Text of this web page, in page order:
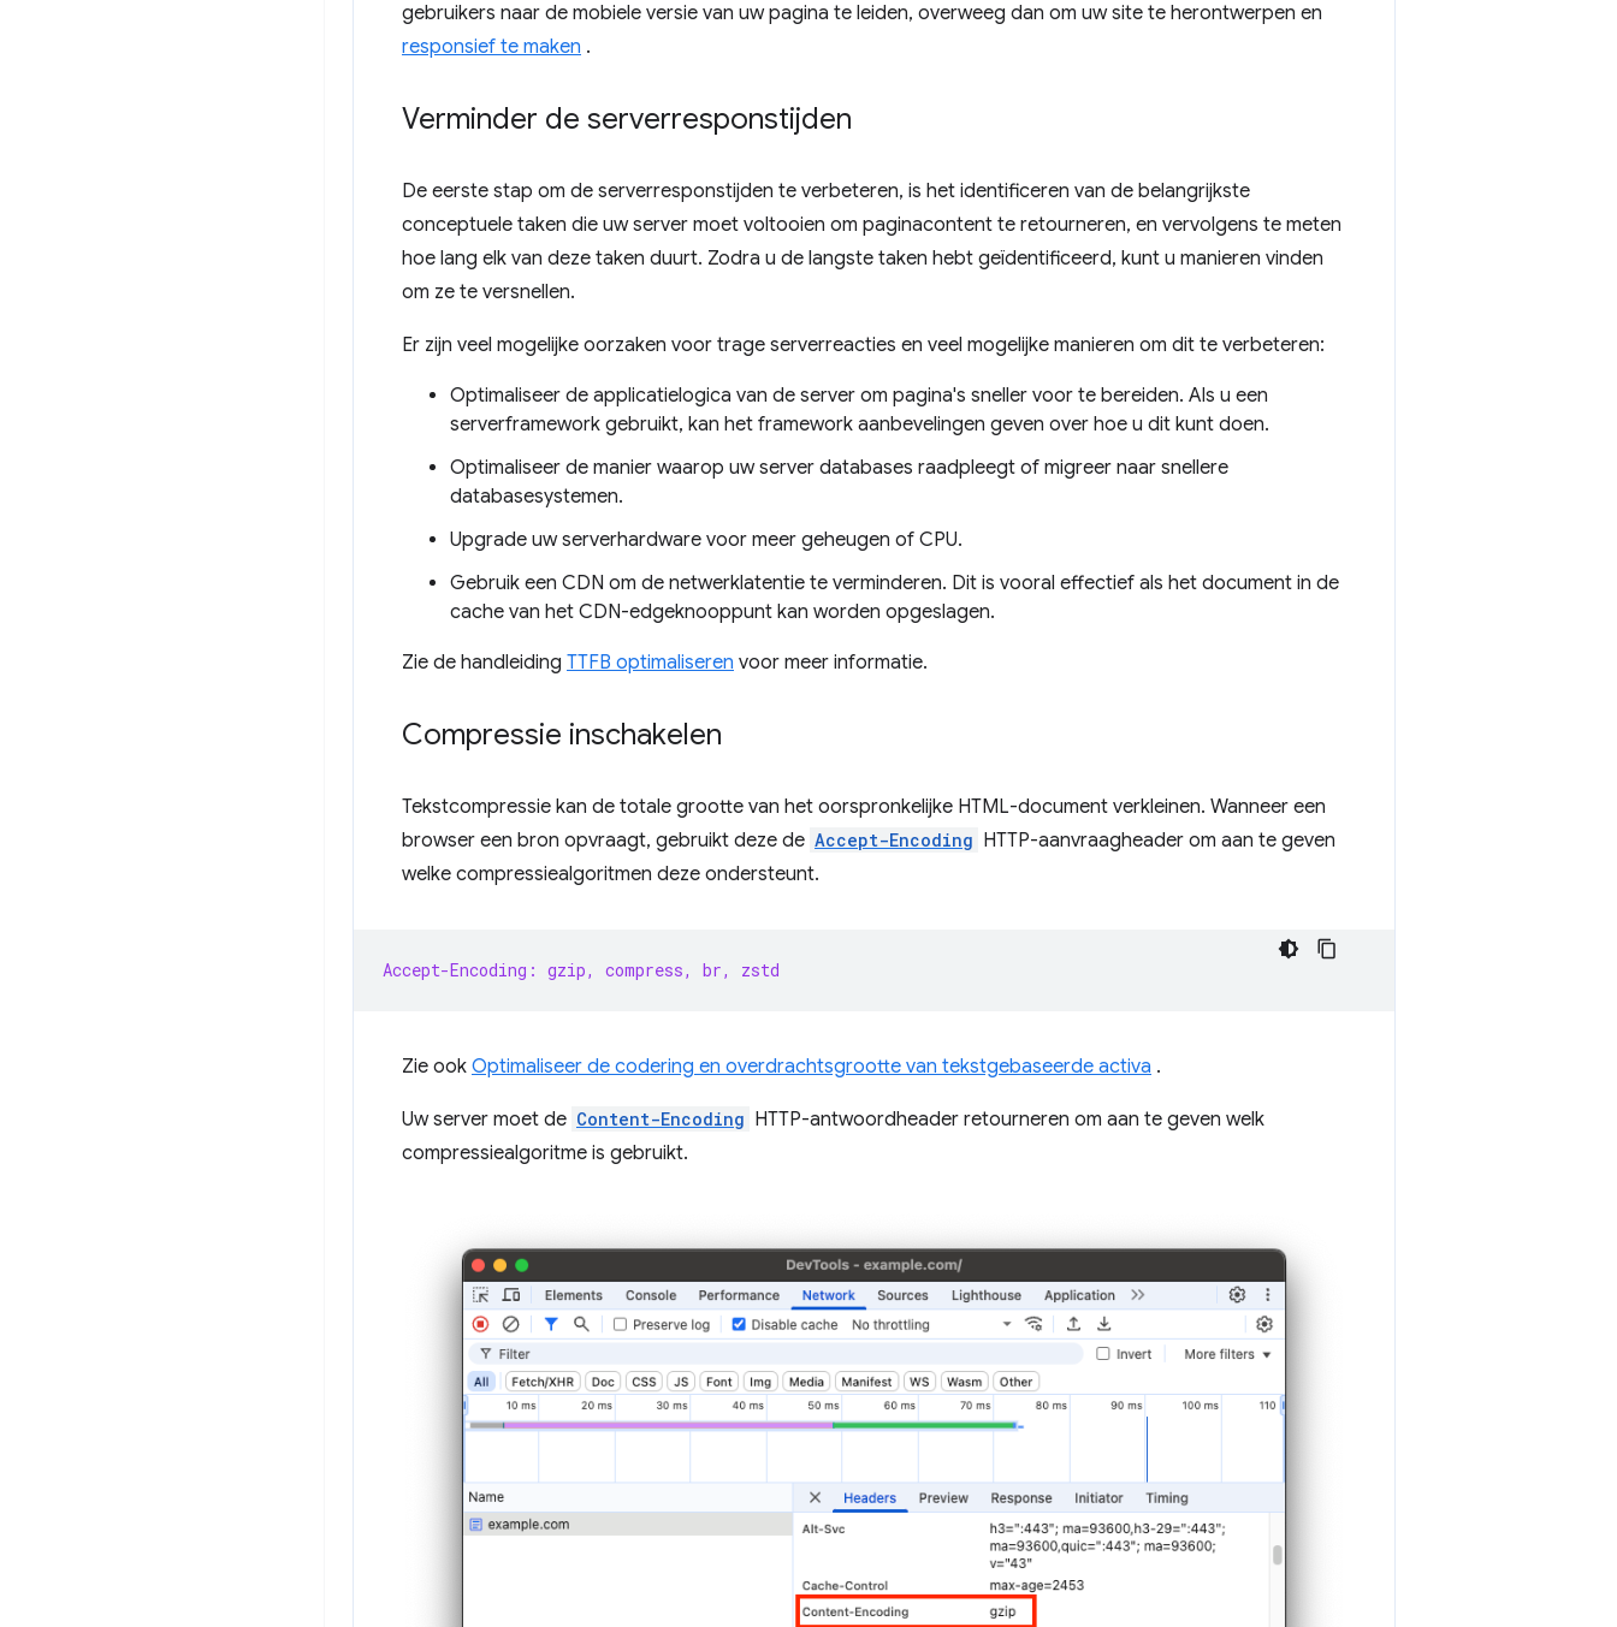
gebruikers naar de mobiele versie van uw pagina te leiden, overweeg dan om uw site te herontwerpen en
responsief te maken .
Verminder de serverresponstijden
De eerste stap om de serverresponstijden te verbeteren, is het identificeren van de belangrijkste
conceptuele taken die uw server moet voltooien om paginacontent te retourneren, en vervolgens te meten
hoe lang elk van deze taken duurt. Zodra u de langste taken hebt geïdentificeerd, kunt u manieren vinden
om ze te versnellen.
Er zijn veel mogelijke oorzaken voor trage serverreacties en veel mogelijke manieren om dit te verbeteren:
Optimaliseer de applicatielogica van de server om pagina's sneller voor te bereiden. Als u een
serverframework gebruikt, kan het framework aanbevelingen geven over hoe u dit kunt doen.
Optimaliseer de manier waarop uw server databases raadpleegt of migreer naar snellere
databasesystemen.
Upgrade uw serverhardware voor meer geheugen of CPU.
Gebruik een CDN om de netwerklatentie te verminderen. Dit is vooral effectief als het document in de
cache van het CDN-edgeknooppunt kan worden opgeslagen.
Zie de handleiding TTFB optimaliseren voor meer informatie.
Compressie inschakelen
Tekstcompressie kan de totale grootte van het oorspronkelijke HTML-document verkleinen. Wanneer een
browser een bron opvraagt, gebruikt deze de Accept-Encoding HTTP-aanvraagheader om aan te geven
welke compressiealgoritmen deze ondersteunt.
Accept-Encoding: gzip, compress, br, zstd
Zie ook Optimaliseer de codering en overdrachtsgrootte van tekstgebaseerde activa .
Uw server moet de Content-Encoding HTTP-antwoordheader retourneren om aan te geven welk
compressiealgoritme is gebruikt.